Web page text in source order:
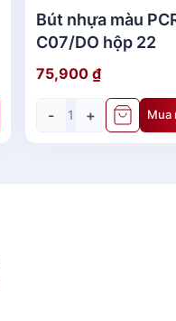
Bút nhựa màu
C07/DO hộp 22
75,900 ₫
- + Mua